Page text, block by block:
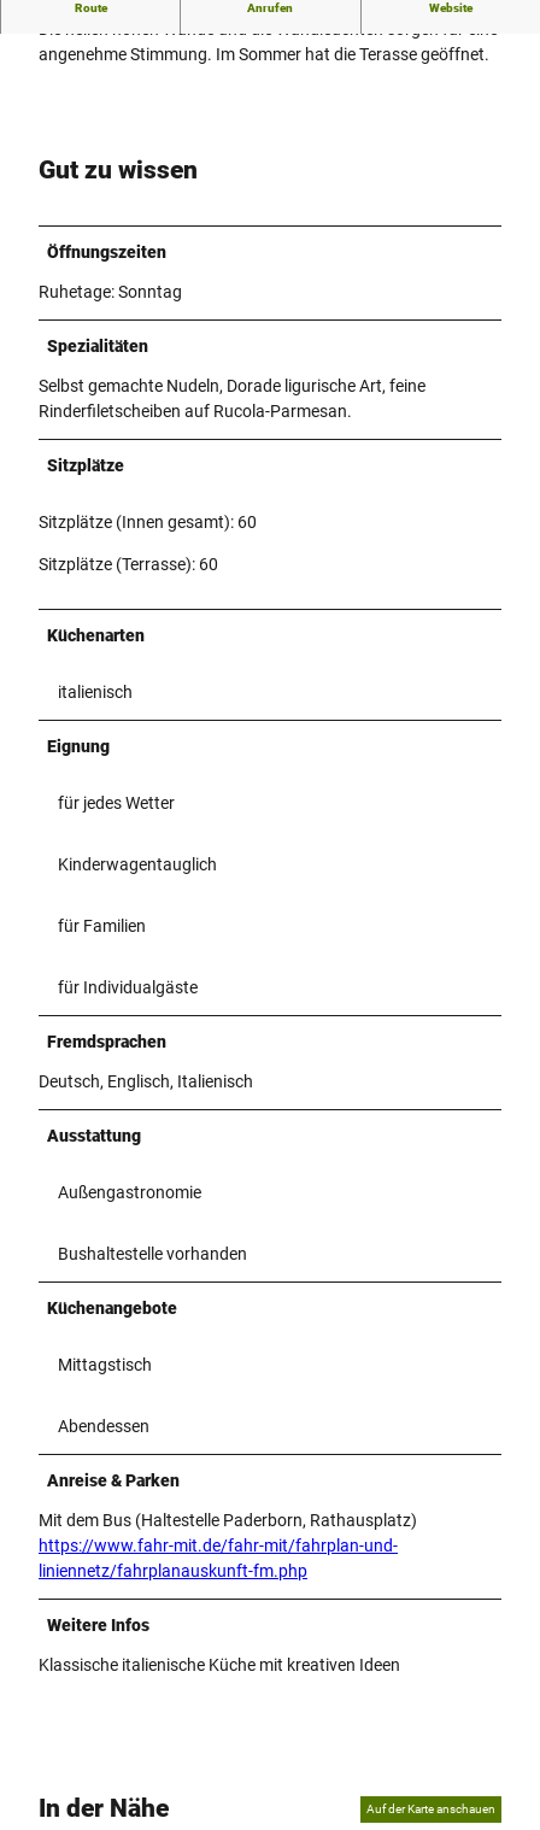
Route Anrufen Website
angenehme Stimmung. Im Sommer hat die Terasse geöffnet.
Gut zu wissen
Öffnungszeiten
Ruhetage: Sonntag
Spezialitäten
Selbst gemachte Nudeln, Dorade ligurische Art, feine
Rinderfiletscheiben auf Rucola-Parmesan.
Sitzplätze
Sitzplätze (Innen gesamt): 60
Sitzplätze (Terrasse): 60
Küchenarten
italienisch
Eignung
für jedes Wetter
Kinderwagentauglich
für Familien
für Individualgäste
Fremdsprachen
Deutsch, Englisch, Italienisch
Ausstattung
Außengastronomie
Bushaltestelle vorhanden
Küchenangebote
Mittagstisch
Abendessen
Anreise & Parken
Mit dem Bus (Haltestelle Paderborn, Rathausplatz)
https://www.fahr-mit.de/fahr-mit/fahrplan-und-
liniennetz/fahrplanauskunft-fm.php
Weitere Infos
Klassische italienische Küche mit kreativen Ideen
In der Nähe Auf der Karte anschauen